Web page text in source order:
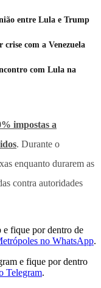
entre Lula e Trump
com a Venezuela
com Lula na
impostas a
. Durante o
enquanto durarem as
contra autoridades
e fique por dentro de
no WhatsApp.
e fique por dentro
Telegram.